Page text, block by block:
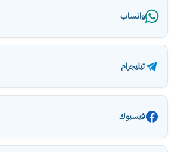
واتساب
تيليجرام
فيسبوك